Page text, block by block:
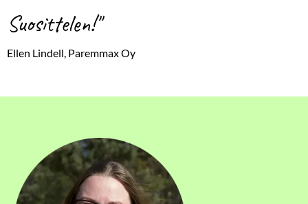
Suosittelen!"
Ellen Lindell, Paremmax Oy